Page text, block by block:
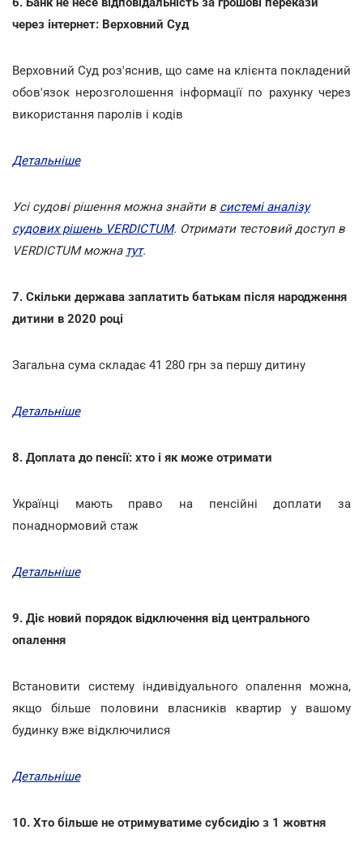
через інтернет: Верховний Суд
Верховний Суд роз'яснив, що саме на клієнта покладений
обов'язок нерозголошення інформації по рахунку через
використання паролів і кодів
Детальніше
Усі судові рішення можна знайти в системі аналізу
судових рішень VERDICTUM. Отримати тестовий доступ в
VERDICTUM можна тут.
7. Скільки держава заплатить батькам після народження
дитини в 2020 році
Загальна сума складає 41 280 грн за першу дитину
Детальніше
8. Доплата до пенсії: хто і як може отримати
Українці мають право на пенсійні доплати за
понаднормовий стаж
Детальніше
9. Діє новий порядок відключення від центрального
опалення
Встановити систему індивідуального опалення можна,
якщо більше половини власників квартир у вашому
будинку вже відключилися
Детальніше
10. Хто більше не отримуватиме субсидію з 1 жовтня